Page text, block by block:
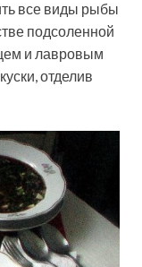
все виды рыбы
подсоленной
и лавровым
отделив